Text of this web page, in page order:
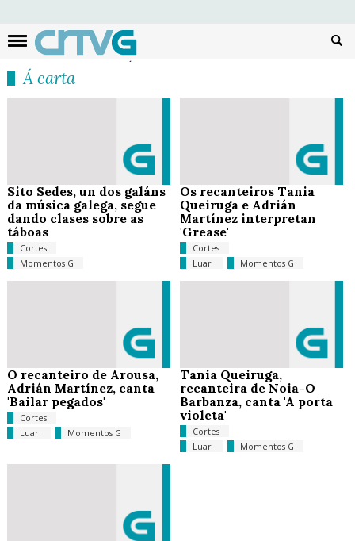
Á carta
Sito Sedes, un dos galáns
da música galega, segue
dando clases sobre as
táboas
Cortes
Momentos G
Os recanteiros Tania
Queiruga e Adrián
Martínez interpretan
'Grease'
Cortes
Luar
Momentos G
O recanteiro de Arousa,
Adrián Martínez, canta
'Bailar pegados'
Cortes
Luar
Momentos G
Tania Queiruga,
recanteira de Noia-O
Barbanza, canta 'A porta
violeta'
Cortes
Luar
Momentos G